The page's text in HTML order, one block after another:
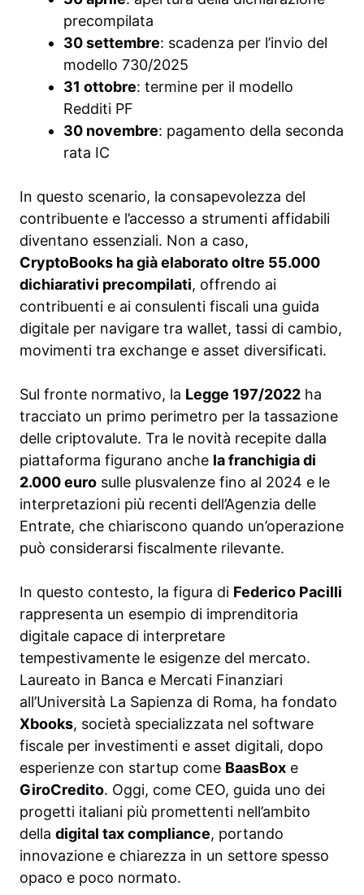
precompilata
30 settembre: scadenza per l’invio del
modello 730/2025
31 ottobre: termine per il modello
Redditi PF
30 novembre: pagamento della seconda
rata IC
In questo scenario, la consapevolezza del
contribuente e l’accesso a strumenti affidabili
diventano essenziali. Non a caso,
CryptoBooks ha già elaborato oltre 55.000
dichiarativi precompilati, offrendo ai
contribuenti e ai consulenti fiscali una guida
digitale per navigare tra wallet, tassi di cambio,
movimenti tra exchange e asset diversificati.
Sul fronte normativo, la Legge 197/2022 ha
tracciato un primo perimetro per la tassazione
delle criptovalute. Tra le novità recepite dalla
piattaforma figurano anche la franchigia di
2.000 euro sulle plusvalenze fino al 2024 e le
interpretazioni più recenti dell’Agenzia delle
Entrate, che chiariscono quando un’operazione
può considerarsi fiscalmente rilevante.
In questo contesto, la figura di Federico Pacilli
rappresenta un esempio di imprenditoria
digitale capace di interpretare
tempestivamente le esigenze del mercato.
Laureato in Banca e Mercati Finanziari
all’Università La Sapienza di Roma, ha fondato
Xbooks, società specializzata nel software
fiscale per investimenti e asset digitali, dopo
esperienze con startup come BaasBox e
GiroCredito. Oggi, come CEO, guida uno dei
progetti italiani più promettenti nell’ambito
della digital tax compliance, portando
innovazione e chiarezza in un settore spesso
opaco e poco normato.